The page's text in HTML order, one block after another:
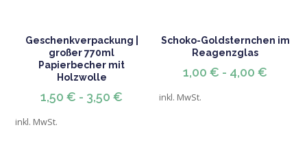
Geschenkverpackung |
großer 770ml
Papierbecher mit
Holzwolle
1,50€ - 3,50€
inkl. MwSt.
Schoko-Goldsternchen im
Reagenzglas
1,00€ - 4,00€
inkl. MwSt.